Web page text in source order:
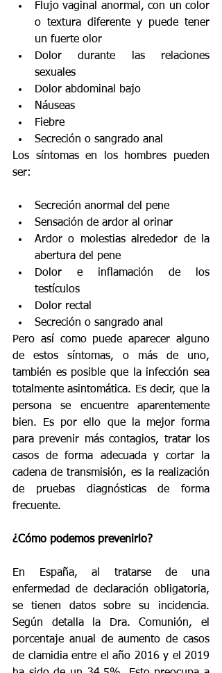
Flujo vaginal anormal, con un color
o textura diferente y puede tener
un fuerte olor
Dolor durante las relaciones
sexuales
Dolor abdominal bajo
Náuseas
Fiebre
Secreción o sangrado anal
Los síntomas en los hombres pueden
ser:
Secreción anormal del pene
Sensación de ardor al orinar
Ardor o molestias alrededor de la
abertura del pene
Dolor e inflamación de los
testículos
Dolor rectal
Secreción o sangrado anal
Pero así como puede aparecer alguno
de estos síntomas, o más de uno,
también es posible que la infección sea
totalmente asintomática. Es decir, que la
persona se encuentre aparentemente
bien. Es por ello que la mejor forma
para prevenir más contagios, tratar los
casos de forma adecuada y cortar la
cadena de transmisión, es la realización
de pruebas diagnósticas de forma
frecuente.
¿Cómo podemos prevenirlo?
En España, al tratarse de una
enfermedad de declaración obligatoria,
se tienen datos sobre su incidencia.
Según detalla la Dra. Comunión, el
porcentaje anual de aumento de casos
de clamidia entre el año 2016 y el 2019